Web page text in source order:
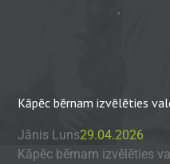
,
Kāpēc bērnam izvēlēties
Jānis Luns29.04.2026
Kāpēc bērnam izvēlēties